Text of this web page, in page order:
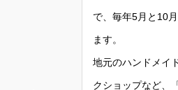
で、毎年5月と10
ます。
地元のハンドメイ
クショップなど、